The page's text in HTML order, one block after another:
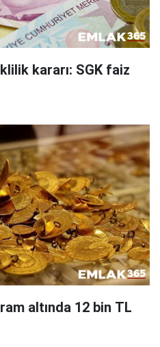
kararı: SGK faiz
altında 12 bin TL